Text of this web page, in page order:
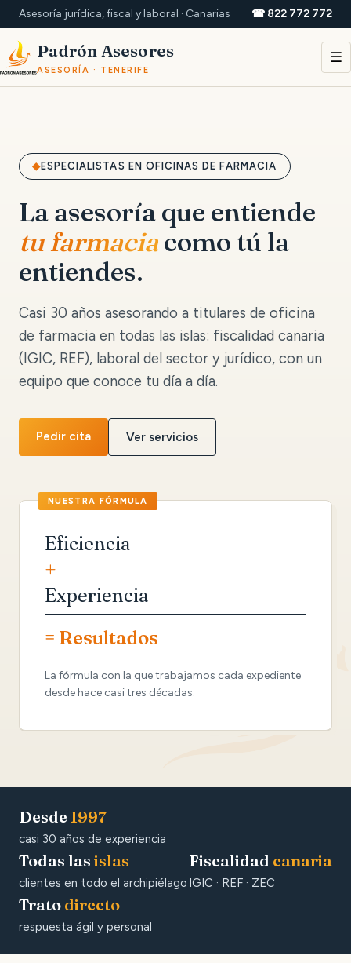
Asesoría jurídica, fiscal y laboral · Canarias ☎ 822 772 772
Padrón Asesores
ASESORÍA · TENERIFE
☰
ESPECIALISTAS EN OFICINAS DE FARMACIA
La asesoría que entiende
tu farmaciacomo tú la
entiendes.
Casi 30 años asesorando a titulares de oficina
de farmacia en todas las islas: fiscalidad canaria
(IGIC, REF), laboral del sector y jurídico, con un
equipo que conoce tu día a día.
Pedir cita Ver servicios
Eficiencia
+
Experiencia
= Resultados
La fórmula con la que trabajamos cada expediente
desde hace casi tres décadas.
Desde 1997
casi 30 años de experiencia
Todas las islas
clientes en todo el archipiélago
Fiscalidad canaria
IGIC · REF · ZEC
Trato directo
respuesta ágil y personal